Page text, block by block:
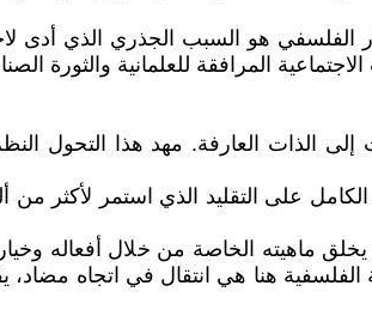
الفلسفي هو السبب الجذري الذي أدى
المرافقة للعلمانية والثورة
الذات العارفة. مهد هذا التحول
على التقليد الذي استمر لأكثر
ماهيته الخاصة من خلال أفعاله
الفلسفية هنا هي انتقال في اتجاه